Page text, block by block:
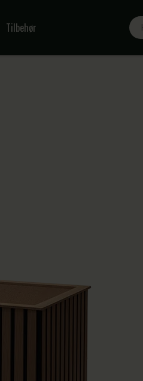
Tilbehør Søg